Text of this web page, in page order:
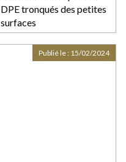
DPE tronqués des petites
surfaces
Publié le : 15/02/2024